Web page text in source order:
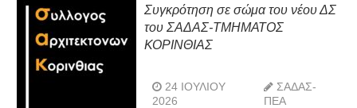
Συγκρότηση σε σώμα του νέου ΔΣ
του ΣΑΔΑΣ-ΤΜΗΜΑΤΟΣ
ΚΟΡΙΝΘΙΑΣ
24 ΙΟΥΛΊΟΥ
2026
ΣΑΔΑΣ-
ΠΕΑ